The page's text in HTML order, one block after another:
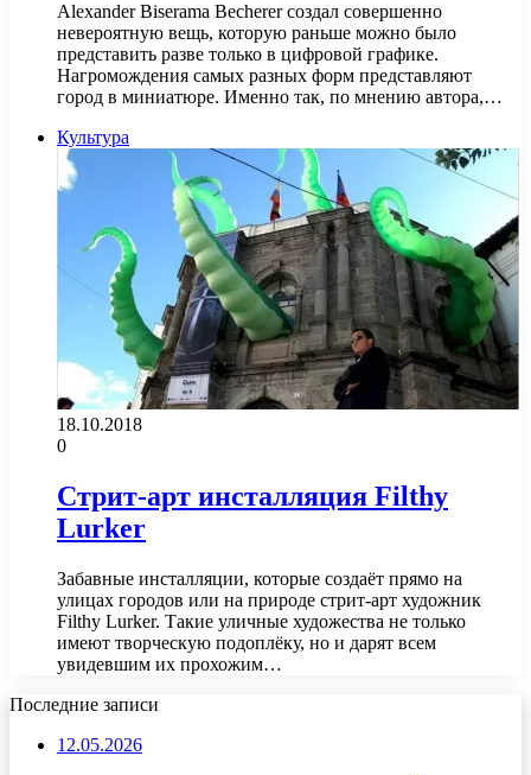
Alexander Biserama Becherer создал совершенно
невероятную вещь, которую раньше можно было
представить разве только в цифровой графике.
Нагромождения самых разных форм представляют
город в миниатюре. Именно так, по мнению автора,…
Культура
18.10.2018
0
Стрит-арт инсталляция Filthy
Lurker
Забавные инсталляции, которые создаёт прямо на
улицах городов или на природе стрит-арт художник
Filthy Lurker. Такие уличные художества не только
имеют творческую подоплёку, но и дарят всем
увидевшим их прохожим…
Последние записи
12.05.2026